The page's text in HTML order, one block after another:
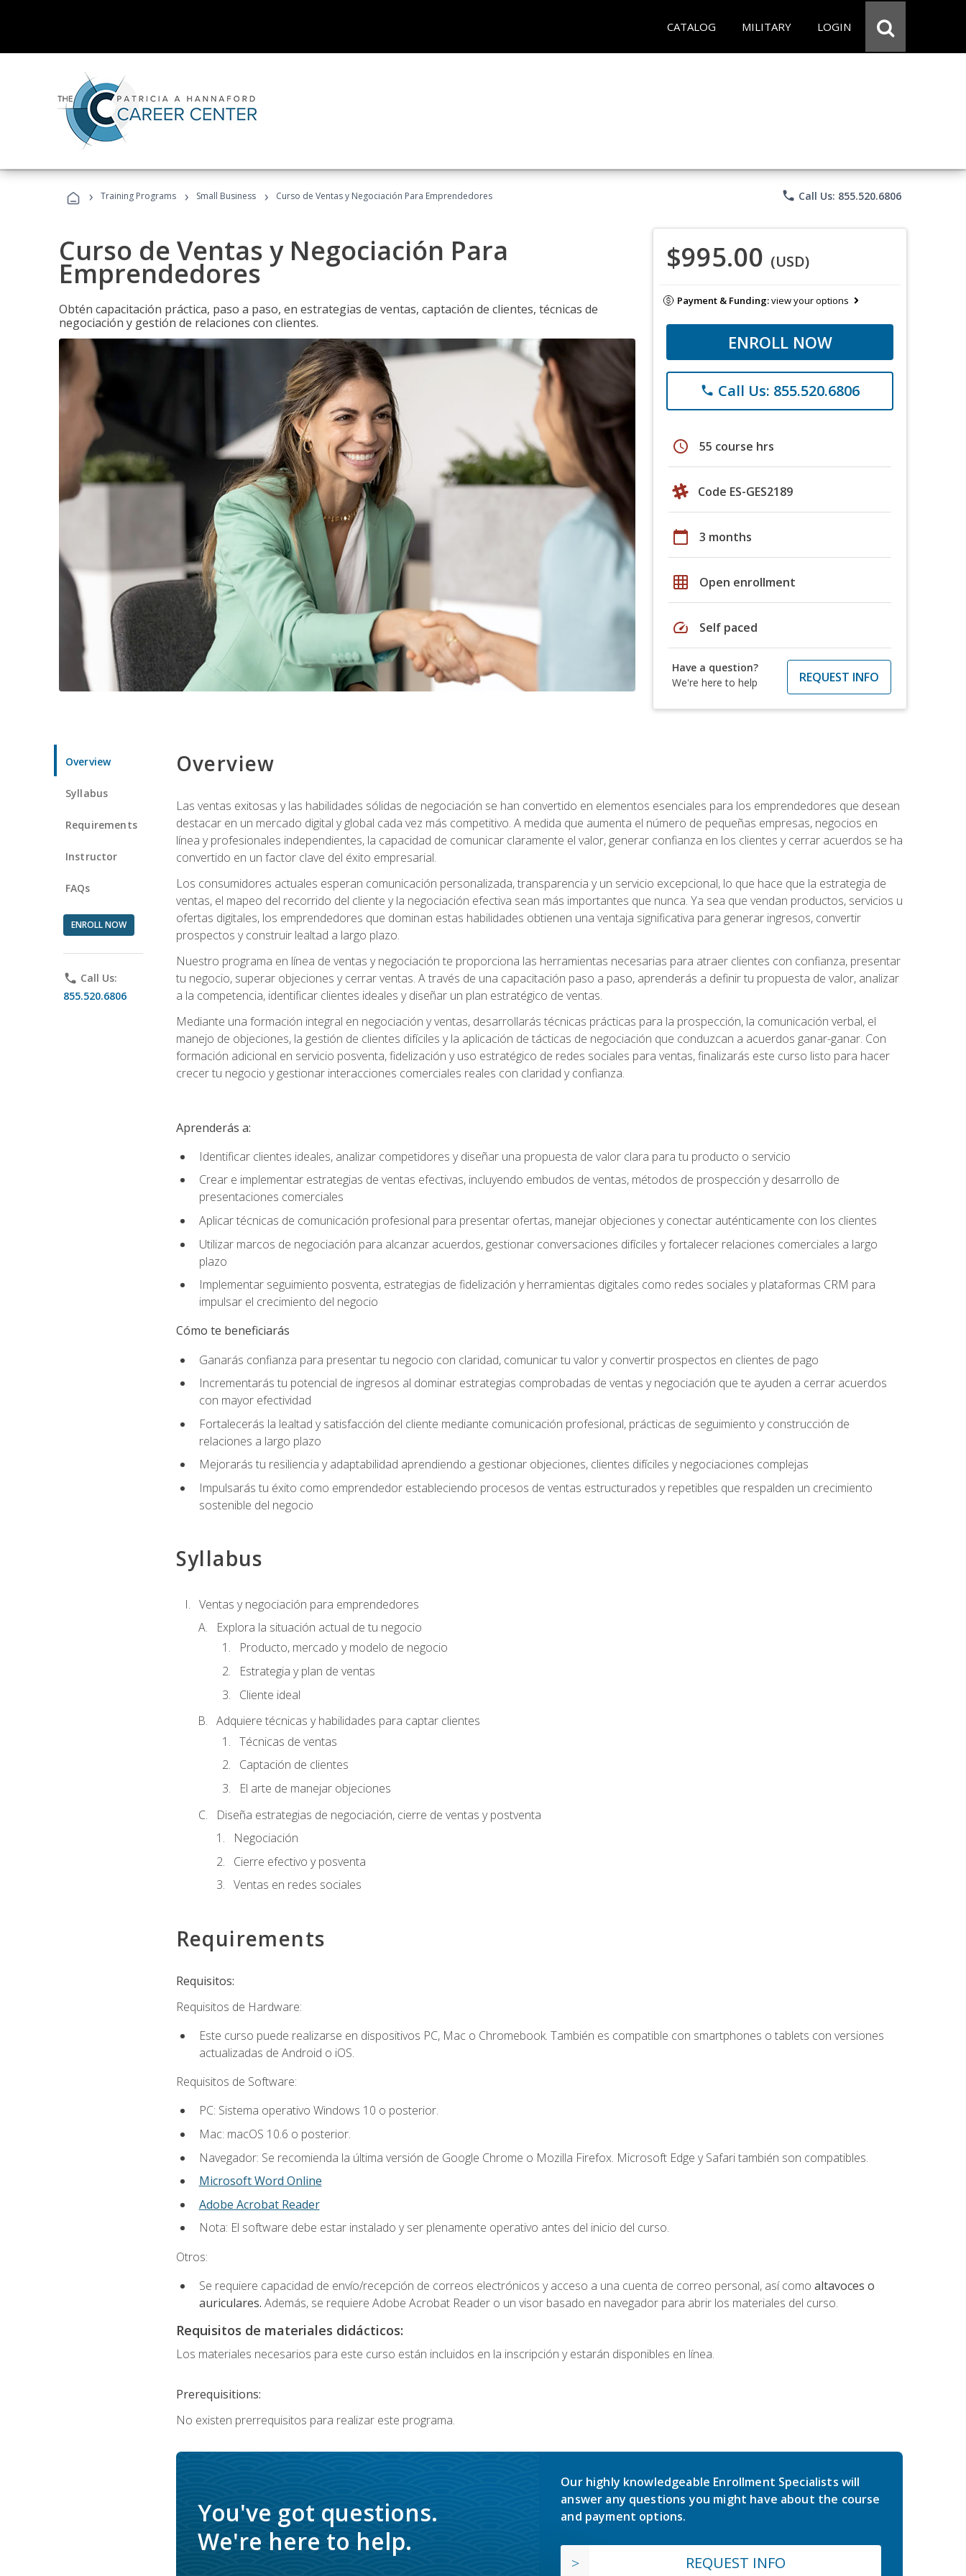
CATALOG MILITARY LOGIN
› Training Programs › Small Business › Curso de Ventas y Negociación Para Emprendedores phone Call Us: 855.520.6806
Curso de Ventas y Negociación Para
Emprendedores
Obtén capacitación práctica, paso a paso, en estrategias de ventas, captación de clientes, técnicas de
negociación y gestión de relaciones con clientes.
$995.00 (USD)
Payment & Funding:view your options
ENROLL NOW
phone Call Us: 855.520.6806
schedule 55 course hrs
Code ES-GES2189
calendar_today 3 months
grid_on Open enrollment
speed Self paced
Have a question?
We're here to help
REQUEST INFO
Overview
Syllabus
Requirements
Instructor
FAQs
ENROLL NOW
phone Call Us:
855.520.6806
Overview
Las ventas exitosas y las habilidades sólidas de negociación se han convertido en elementos esenciales para los emprendedores que desean
destacar en un mercado digital y global cada vez más competitivo. A medida que aumenta el número de pequeñas empresas, negocios en
línea y profesionales independientes, la capacidad de comunicar claramente el valor, generar confianza en los clientes y cerrar acuerdos se ha
convertido en un factor clave del éxito empresarial.
Los consumidores actuales esperan comunicación personalizada, transparencia y un servicio excepcional, lo que hace que la estrategia de
ventas, el mapeo del recorrido del cliente y la negociación efectiva sean más importantes que nunca. Ya sea que vendan productos, servicios u
ofertas digitales, los emprendedores que dominan estas habilidades obtienen una ventaja significativa para generar ingresos, convertir
prospectos y construir lealtad a largo plazo.
Nuestro programa en línea de ventas y negociación te proporciona las herramientas necesarias para atraer clientes con confianza, presentar
tu negocio, superar objeciones y cerrar ventas. A través de una capacitación paso a paso, aprenderás a definir tu propuesta de valor, analizar
a la competencia, identificar clientes ideales y diseñar un plan estratégico de ventas.
Mediante una formación integral en negociación y ventas, desarrollarás técnicas prácticas para la prospección, la comunicación verbal, el
manejo de objeciones, la gestión de clientes difíciles y la aplicación de tácticas de negociación que conduzcan a acuerdos ganar-ganar. Con
formación adicional en servicio posventa, fidelización y uso estratégico de redes sociales para ventas, finalizarás este curso listo para hacer
crecer tu negocio y gestionar interacciones comerciales reales con claridad y confianza.
Aprenderás a:
Identificar clientes ideales, analizar competidores y diseñar una propuesta de valor clara para tu producto o servicio
Crear e implementar estrategias de ventas efectivas, incluyendo embudos de ventas, métodos de prospección y desarrollo de
presentaciones comerciales
Aplicar técnicas de comunicación profesional para presentar ofertas, manejar objeciones y conectar auténticamente con los clientes
Utilizar marcos de negociación para alcanzar acuerdos, gestionar conversaciones difíciles y fortalecer relaciones comerciales a largo
plazo
Implementar seguimiento posventa, estrategias de fidelización y herramientas digitales como redes sociales y plataformas CRM para
impulsar el crecimiento del negocio
Cómo te beneficiarás
Ganarás confianza para presentar tu negocio con claridad, comunicar tu valor y convertir prospectos en clientes de pago
Incrementarás tu potencial de ingresos al dominar estrategias comprobadas de ventas y negociación que te ayuden a cerrar acuerdos
con mayor efectividad
Fortalecerás la lealtad y satisfacción del cliente mediante comunicación profesional, prácticas de seguimiento y construcción de
relaciones a largo plazo
Mejorarás tu resiliencia y adaptabilidad aprendiendo a gestionar objeciones, clientes difíciles y negociaciones complejas
Impulsarás tu éxito como emprendedor estableciendo procesos de ventas estructurados y repetibles que respalden un crecimiento
sostenible del negocio
Syllabus
Ventas y negociación para emprendedores
Explora la situación actual de tu negocio
Producto, mercado y modelo de negocio
Estrategia y plan de ventas
Cliente ideal
Adquiere técnicas y habilidades para captar clientes
Técnicas de ventas
Captación de clientes
El arte de manejar objeciones
Diseña estrategias de negociación, cierre de ventas y postventa
Negociación
Cierre efectivo y posventa
Ventas en redes sociales
Requirements
Requisitos:
Requisitos de Hardware:
Este curso puede realizarse en dispositivos PC, Mac o Chromebook. También es compatible con smartphones o tablets con versiones
actualizadas de Android o iOS.
Requisitos de Software:
PC: Sistema operativo Windows 10 o posterior.
Mac: macOS 10.6 o posterior.
Navegador: Se recomienda la última versión de Google Chrome o Mozilla Firefox. Microsoft Edge y Safari también son compatibles.
Microsoft Word Online
Adobe Acrobat Reader
Nota: El software debe estar instalado y ser plenamente operativo antes del inicio del curso.
Otros:
Se requiere capacidad de envío/recepción de correos electrónicos y acceso a una cuenta de correo personal, así como altavoces o
auriculares. Además, se requiere Adobe Acrobat Reader o un visor basado en navegador para abrir los materiales del curso.
Requisitos de materiales didácticos:
Los materiales necesarios para este curso están incluidos en la inscripción y estarán disponibles en línea.
Prerequisitions:
No existen prerrequisitos para realizar este programa.
You've got questions.
We're here to help.
Our highly knowledgeable Enrollment Specialists will
answer any questions you might have about the course
and payment options.
REQUEST INFO